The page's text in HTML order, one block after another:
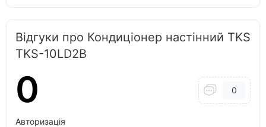
Відгуки про Кондиціонер настінний TKS
TKS-10LD2B
0 0
Авторизація